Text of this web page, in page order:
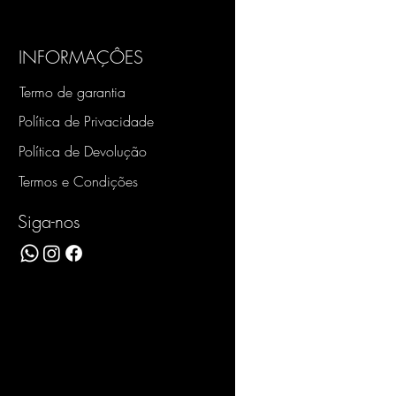
INFORMAÇÔES
Termo de garantia
Política de Privacidade
Política de Devolução
Termos e Condições
Siga-nos